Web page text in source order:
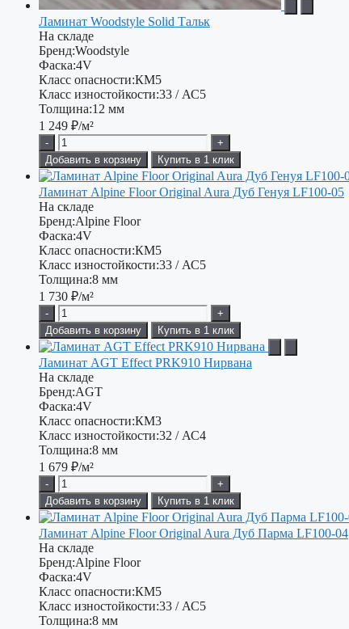
Ламинат Woodstyle Solid Тальк
На складе
Бренд:Woodstyle
Фаска:4V
Класс опасности:КМ5
Класс изностойкости:33 / АС5
Толщина:12 мм
1 249 ₽/м²
-
+
Добавить в корзину
Купить в 1 клик
Ламинат Alpine Floor Original Aura Дуб Генуя LF100-05
На складе
Бренд:Alpine Floor
Фаска:4V
Класс опасности:КМ5
Класс изностойкости:33 / АС5
Толщина:8 мм
1 730 ₽/м²
-
+
Добавить в корзину
Купить в 1 клик
Ламинат AGT Effect PRK910 Нирвана
На складе
Бренд:AGT
Фаска:4V
Класс опасности:КМ3
Класс изностойкости:32 / АС4
Толщина:8 мм
1 679 ₽/м²
-
+
Добавить в корзину
Купить в 1 клик
Ламинат Alpine Floor Original Aura Дуб Парма LF100-04
На складе
Бренд:Alpine Floor
Фаска:4V
Класс опасности:КМ5
Класс изностойкости:33 / АС5
Толщина:8 мм